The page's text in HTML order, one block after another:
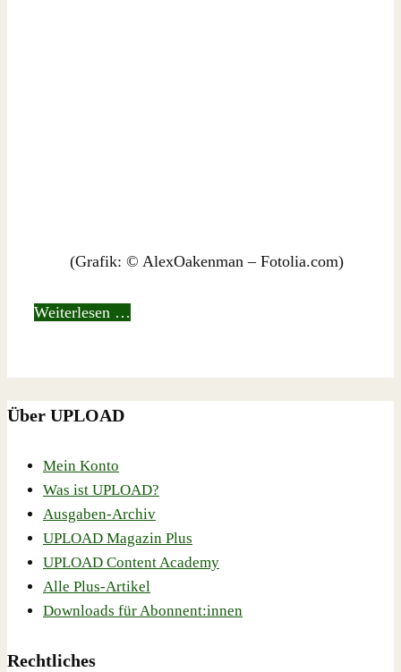
(Grafik: © AlexOakenman – Fotolia.com)
Weiterlesen …
Über UPLOAD
Mein Konto
Was ist UPLOAD?
Ausgaben-Archiv
UPLOAD Magazin Plus
UPLOAD Content Academy
Alle Plus-Artikel
Downloads für Abonnent:innen
Rechtliches